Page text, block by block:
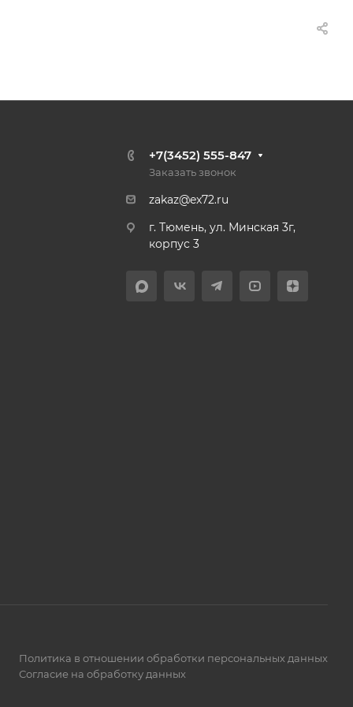
+7(3452) 555-847
Заказать звонок
zakaz@ex72.ru
г. Тюмень, ул. Минская 3г,
корпус 3
Политика в отношении обработки персональных данных
Согласие на обработку данных